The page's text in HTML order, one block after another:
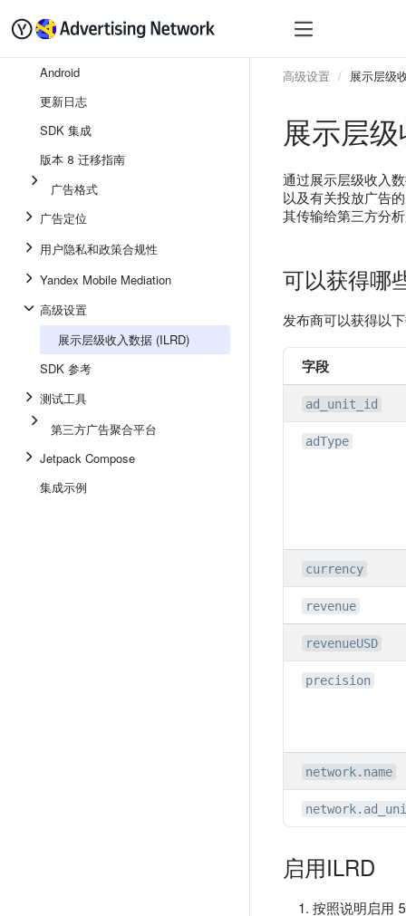
快速入门
Android
更新日志
SDK 集成
版本 8 迁移指南
广告格式
广告定位
用户隐私和政策合规性
Yandex Mobile Mediation
高级设置
展示层级收入数据 (ILRD)
SDK 参考
测试工具
第三方广告聚合平台
Jetpack Compose
集成示例
高级设置 展示层级
展示层
通过展示层级收入
以及有关投放广告
其传输给第三方分
可以获得哪
发布商可以获得以
字段
ad_unit_id
adType
currency
revenue
revenueUSD
precision
network.name
启用ILRD
按照说明启用